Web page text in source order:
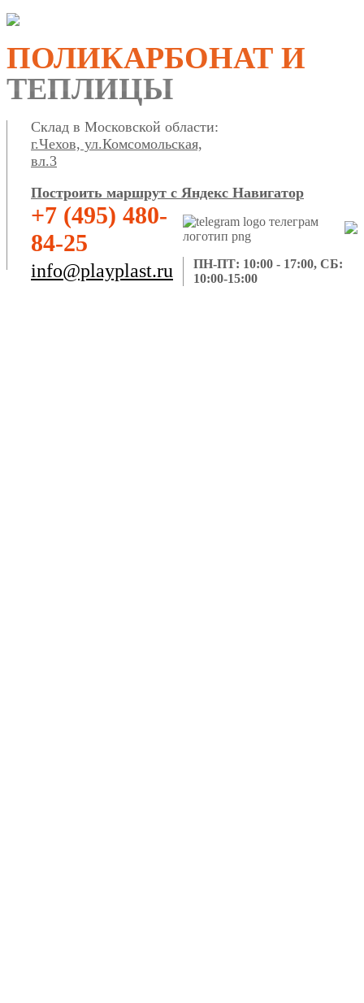
ПОЛИКАРБОНАТ И
ТЕПЛИЦЫ
Склад в Московской области:
г.Чехов, ул.Комсомольская,
вл.3
Построить маршрут с Яндекс Навигатор
+7 (495) 480-
84-25
info@playplast.ru
ПН-ПТ: 10:00 - 17:00, СБ:
10:00-15:00